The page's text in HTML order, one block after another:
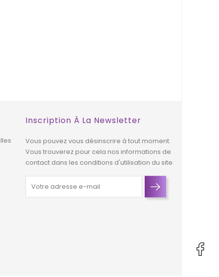
HORS STOCK
Inscription À La Newsletter
Vous pouvez vous désinscrire à tout moment.
Vous trouverez pour cela nos informations de
contact dans les conditions d'utilisation du site.